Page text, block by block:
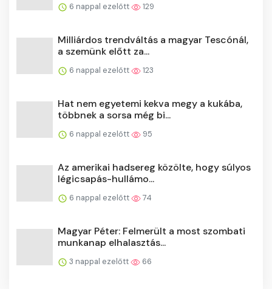
6 nappal ezelőtt 129
Milliárdos trendváltás a magyar Tescónál,
a szemünk előtt za...
6 nappal ezelőtt 123
Hat nem egyetemi kekva megy a kukába,
többnek a sorsa még bi...
6 nappal ezelőtt 95
Az amerikai hadsereg közölte, hogy súlyos
légicsapás-hullámo...
6 nappal ezelőtt 74
Magyar Péter: Felmerült a most szombati
munkanap elhalasztás...
3 nappal ezelőtt 66